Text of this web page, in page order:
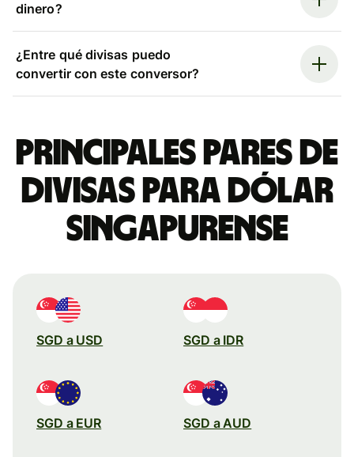
dinero?
¿Entre qué divisas puedo
convertir con este conversor?
Principales pares de
divisas para dólar
singapurense
SGD a USD SGD a IDR
SGD a EUR SGD a AUD